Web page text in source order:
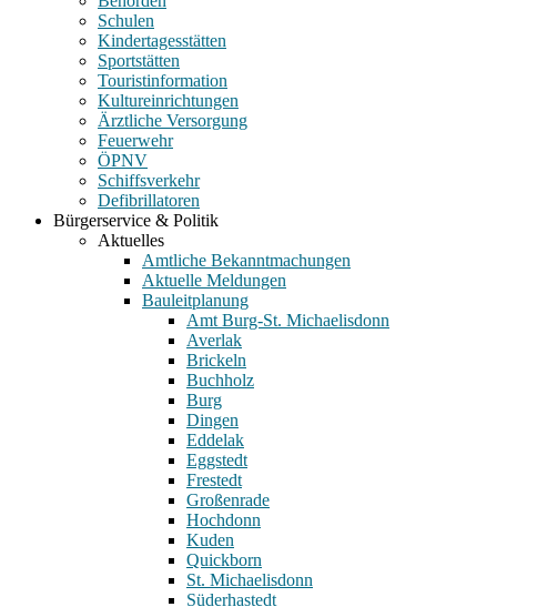
Schulen
Kindertagesstätten
Sportstätten
Touristinformation
Kultureinrichtungen
Ärztliche Versorgung
Feuerwehr
ÖPNV
Schiffsverkehr
Defibrillatoren
Bürgerservice & Politik
Aktuelles
Amtliche Bekanntmachungen
Aktuelle Meldungen
Bauleitplanung
Amt Burg-St. Michaelisdonn
Averlak
Brickeln
Buchholz
Burg
Dingen
Eddelak
Eggstedt
Frestedt
Großenrade
Hochdonn
Kuden
Quickborn
St. Michaelisdonn
Süderhastedt